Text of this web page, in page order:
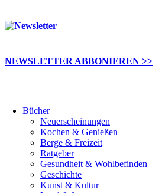
NEWSLETTER ABBONIEREN >>
Bücher
Neuerscheinungen
Kochen & Genießen
Berge & Freizeit
Ratgeber
Gesundheit & Wohlbefinden
Geschichte
Kunst & Kultur